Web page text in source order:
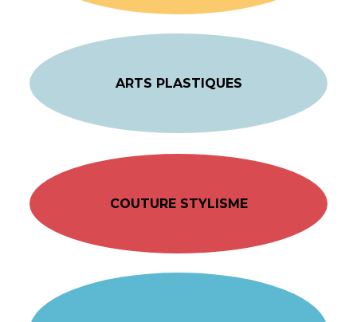
ARTS PLASTIQUES
COUTURE STYLISME